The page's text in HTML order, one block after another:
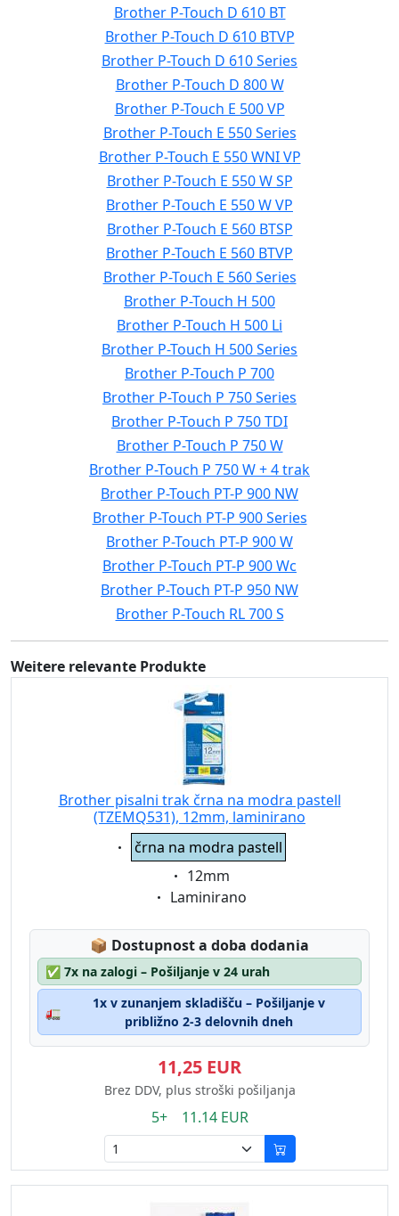
Brother P-Touch D 610 BT
Brother P-Touch D 610 BTVP
Brother P-Touch D 610 Series
Brother P-Touch D 800 W
Brother P-Touch E 500 VP
Brother P-Touch E 550 Series
Brother P-Touch E 550 WNI VP
Brother P-Touch E 550 W SP
Brother P-Touch E 550 W VP
Brother P-Touch E 560 BTSP
Brother P-Touch E 560 BTVP
Brother P-Touch E 560 Series
Brother P-Touch H 500
Brother P-Touch H 500 Li
Brother P-Touch H 500 Series
Brother P-Touch P 700
Brother P-Touch P 750 Series
Brother P-Touch P 750 TDI
Brother P-Touch P 750 W
Brother P-Touch P 750 W + 4 trak
Brother P-Touch PT-P 900 NW
Brother P-Touch PT-P 900 Series
Brother P-Touch PT-P 900 W
Brother P-Touch PT-P 900 Wc
Brother P-Touch PT-P 950 NW
Brother P-Touch RL 700 S
Weitere relevante Produkte
Brother pisalni trak črna na modra pastell
(TZEMQ531), 12mm, laminirano
Eigenschaft:
črna na modra pastell
Eigenschaft:
12mm
Eigenschaft:
Laminirano
📦 Lagerstatus:
Dostupnost a doba dodania
✅ 7x na zalogi – Pošiljanje v 24 urah
🚛
1x v zunanjem skladišču – Pošiljanje v
približno 2-3 delovnih dneh
11,25 EUR
Brez DDV, plus stroški pošiljanja
5+ 11.14 EUR